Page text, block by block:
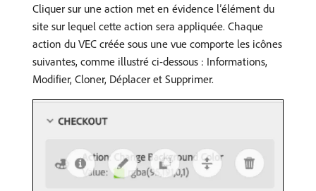
Cliquer sur une action met en évidence l’élément du
site sur lequel cette action sera appliquée. Chaque
action du VEC créée sous une vue comporte les icônes
suivantes, comme illustré ci-dessous : Informations,
Modifier, Cloner, Déplacer et Supprimer.